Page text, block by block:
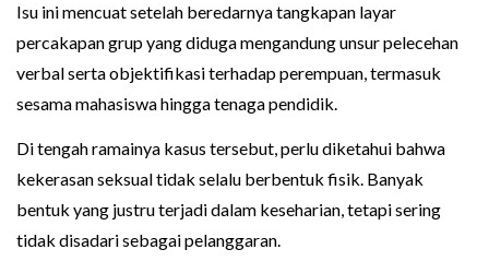
Isu ini mencuat setelah beredarnya tangkapan layar
percakapan grup yang diduga mengandung unsur pelecehan
verbal serta objektifikasi terhadap perempuan, termasuk
sesama mahasiswa hingga tenaga pendidik.
Di tengah ramainya kasus tersebut, perlu diketahui bahwa
kekerasan seksual tidak selalu berbentuk fisik. Banyak
bentuk yang justru terjadi dalam keseharian, tetapi sering
tidak disadari sebagai pelanggaran.